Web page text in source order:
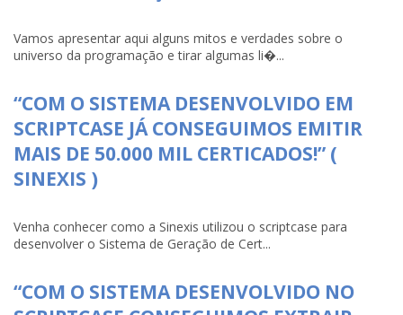
Vamos apresentar aqui alguns mitos e verdades sobre o
universo da programação e tirar algumas li�...
“COM O SISTEMA DESENVOLVIDO EM
SCRIPTCASE JÁ CONSEGUIMOS EMITIR
MAIS DE 50.000 MIL CERTICADOS!” (
SINEXIS )
Venha conhecer como a Sinexis utilizou o scriptcase para
desenvolver o Sistema de Geração de Cert...
“COM O SISTEMA DESENVOLVIDO NO